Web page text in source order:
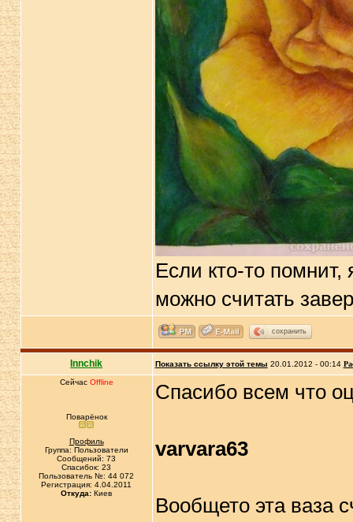
Если кто-то
можно считать
сохранить
Innchik Показать ссылку этой темы 20.01.2012 - 00:14
Сейчас Offline
Поварёнок
Профиль
Группа: Пользователи
Сообщений: 73
Спасибок: 23
Пользователь №: 44 072
Регистрация: 4.04.2011
Откуда: Киев
Спасибо всем что
varvara63
Вообщето эта ваза